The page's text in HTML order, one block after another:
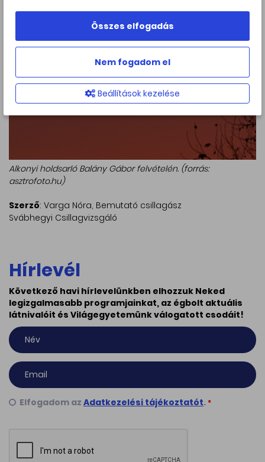
Alkonyi holdsarló Balány Gábor felvételén. (forrás:
asztrofoto.hu)
Szerző: Varga Nóra, Bemutató csillagász
Svábhegyi Csillagvizsgáló
Hírlevél
Következő havi hírlevelünkben elhozzuk Neked
legizgalmasabb programjainkat, az égbolt aktuális
látnivalóit és Világegyetemünk válogatott csodáit!
Elfogadom az Adatkezelési tájékoztatót. *
Összes elfogadás
Nem fogadom el
Beállítások kezelése